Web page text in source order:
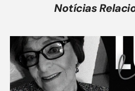
Notícias